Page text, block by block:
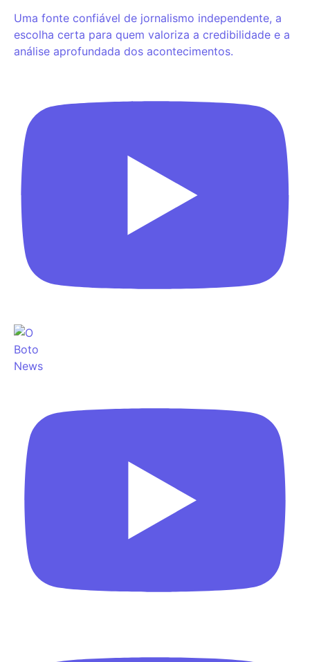
Uma fonte confiável de jornalismo independente, a
escolha certa para quem valoriza a credibilidade e a
análise aprofundada dos acontecimentos.